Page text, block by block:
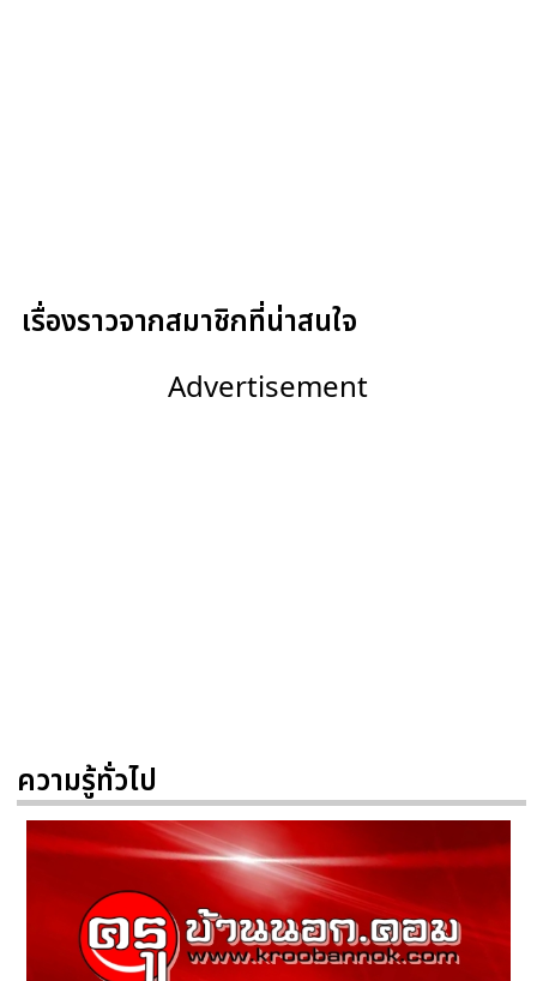
เรื่องราวจากสมาชิกที่น่าสนใจ
Advertisement
ความรู้ทั่วไป